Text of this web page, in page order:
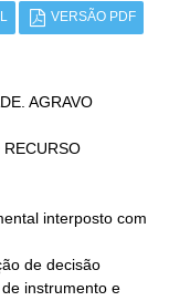
VERSÃO PDF
AGRAVO